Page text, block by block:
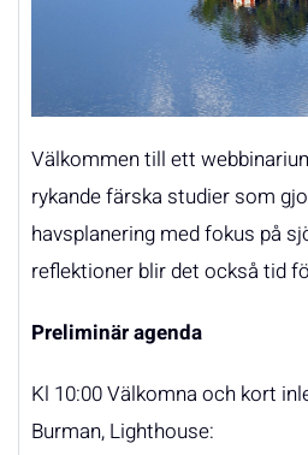
Välkommen till ett
rykande färska studier som
havsplanering med fokus på
reflektioner blir det också tid
Preliminär agenda
Kl 10:00 Välkomna och kort
Burman, Lighthouse: